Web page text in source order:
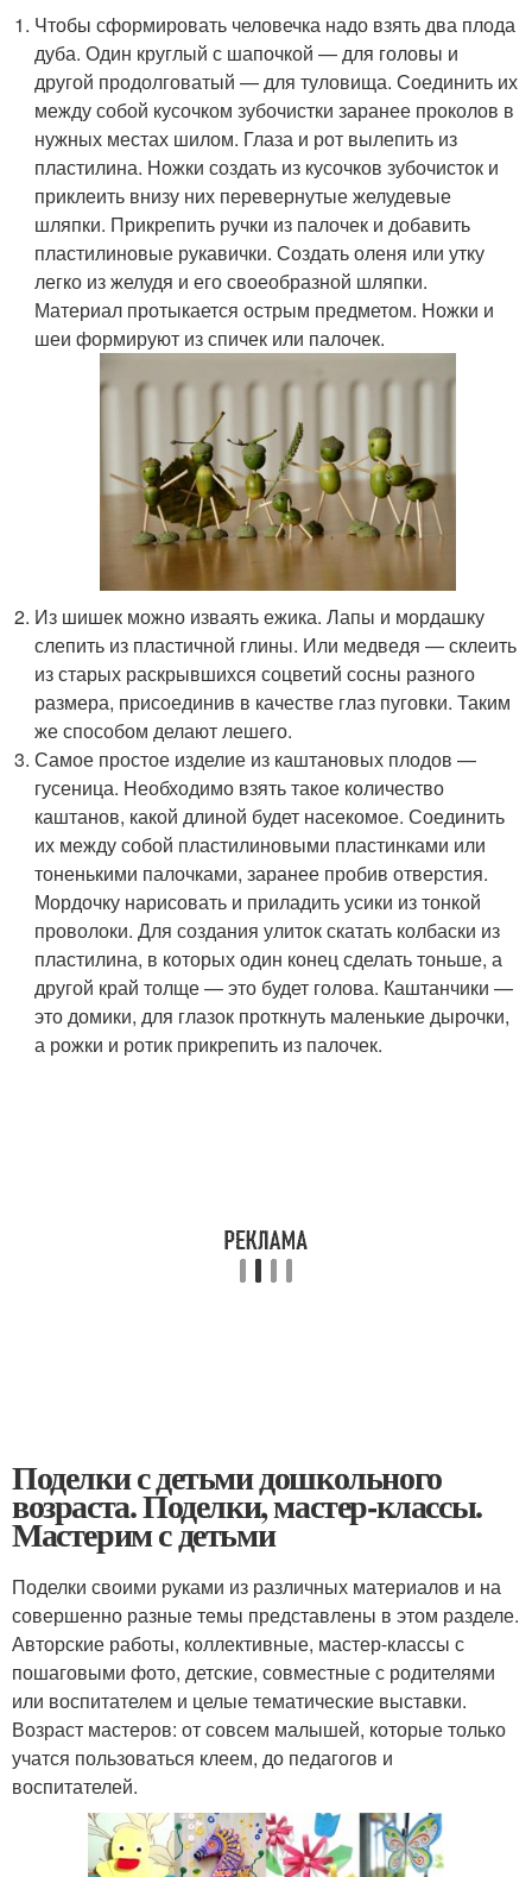
Чтобы сформировать человечка надо взять два плода
дуба. Один круглый с шапочкой — для головы и
другой продолговатый — для туловища. Соединить их
между собой кусочком зубочистки заранее проколов в
нужных местах шилом. Глаза и рот вылепить из
пластилина. Ножки создать из кусочков зубочисток и
приклеить внизу них перевернутые желудевые
шляпки. Прикрепить ручки из палочек и добавить
пластилиновые рукавички. Создать оленя или утку
легко из желудя и его своеобразной шляпки.
Материал протыкается острым предметом. Ножки и
шеи формируют из спичек или палочек.
Из шишек можно изваять ежика. Лапы и мордашку
слепить из пластичной глины. Или медведя — склеить
из старых раскрывшихся соцветий сосны разного
размера, присоединив в качестве глаз пуговки. Таким
же способом делают лешего.
Самое простое изделие из каштановых плодов —
гусеница. Необходимо взять такое количество
каштанов, какой длиной будет насекомое. Соединить
их между собой пластилиновыми пластинками или
тоненькими палочками, заранее пробив отверстия.
Мордочку нарисовать и приладить усики из тонкой
проволоки. Для создания улиток скатать колбаски из
пластилина, в которых один конец сделать тоньше, а
другой край толще — это будет голова. Каштанчики —
это домики, для глазок проткнуть маленькие дырочки,
а рожки и ротик прикрепить из палочек.
Поделки с детьми дошкольного
возраста. Поделки, мастер-классы.
Мастерим с детьми
Поделки своими руками из различных материалов и на
совершенно разные темы представлены в этом разделе.
Авторские работы, коллективные, мастер-классы с
пошаговыми фото, детские, совместные с родителями
или воспитателем и целые тематические выставки.
Возраст мастеров: от совсем малышей, которые только
учатся пользоваться клеем, до педагогов и
воспитателей.